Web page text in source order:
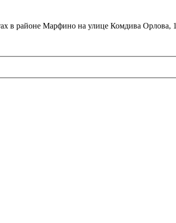
в районе Марфино на улице Комдива Орлова, 1